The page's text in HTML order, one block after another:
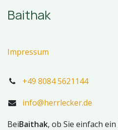
Baithak
Impressum
+49 8084 5621144
info@herrlecker.de
BeiBaithak, ob Sie einfach